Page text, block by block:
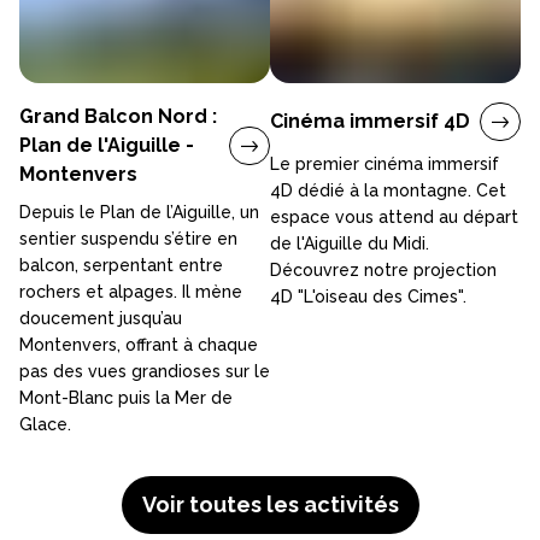
Grand Balcon Nord :
Plan de l'Aiguille -
Montenvers
Depuis le Plan de l’Aiguille, un
sentier suspendu s’étire en
balcon, serpentant entre
rochers et alpages. Il mène
doucement jusqu’au
Montenvers, offrant à chaque
pas des vues grandioses sur le
Mont-Blanc puis la Mer de
Glace.
Cinéma immersif 4D
Le premier cinéma immersif
4D dédié à la montagne. Cet
espace vous attend au départ
de l'Aiguille du Midi.
Découvrez notre projection
4D "L'oiseau des Cimes".
Voir toutes les activités